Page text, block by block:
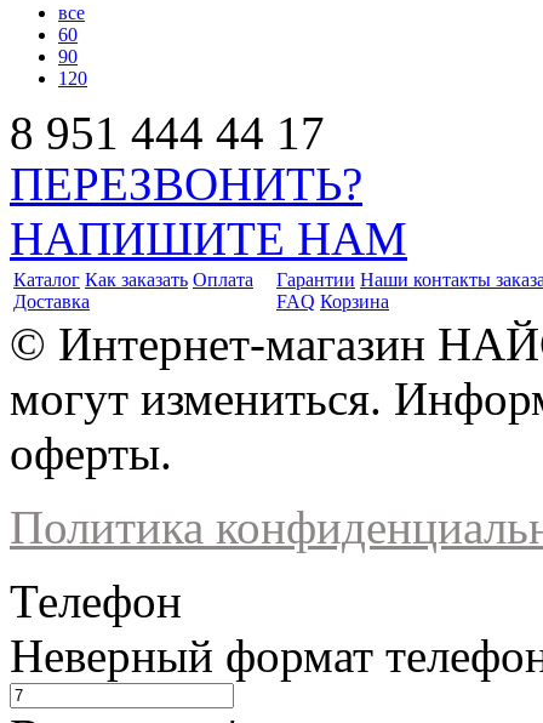
все
60
90
120
8 951 444 44 17
ПЕРЕЗВОНИТЬ?
НАПИШИТЕ НАМ
Каталог Как заказать Оплата
Доставка
Гарантии Наши контакты
FAQ Корзина
© Интернет-магазин
могут измениться.
оферты.
Политика
Телефон
Неверный формат